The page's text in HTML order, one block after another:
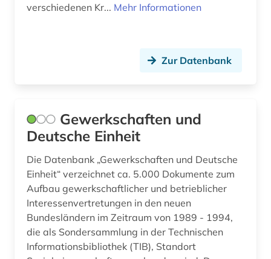
verschiedenen Kr... Mehr Informationen
Zur Datenbank
Gewerkschaften und
Deutsche Einheit
Die Datenbank „Gewerkschaften und Deutsche
Einheit“ verzeichnet ca. 5.000 Dokumente zum
Aufbau gewerkschaftlicher und betrieblicher
Interessenvertretungen in den neuen
Bundesländern im Zeitraum von 1989 - 1994,
die als Sondersammlung in der Technischen
Informationsbibliothek (TIB), Standort